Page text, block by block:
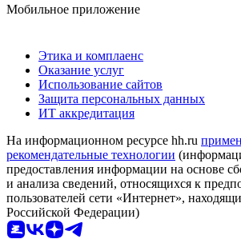
Мобильное приложение
Этика и комплаенс
Оказание услуг
Использование сайтов
Защита персональных данных
ИТ аккредитация
На информационном ресурсе hh.ru
рекомендательные технологии
предоставления информации на основе
и анализа сведений, относящихся к
пользователей сети «Интернет»,
Российской Федерации)